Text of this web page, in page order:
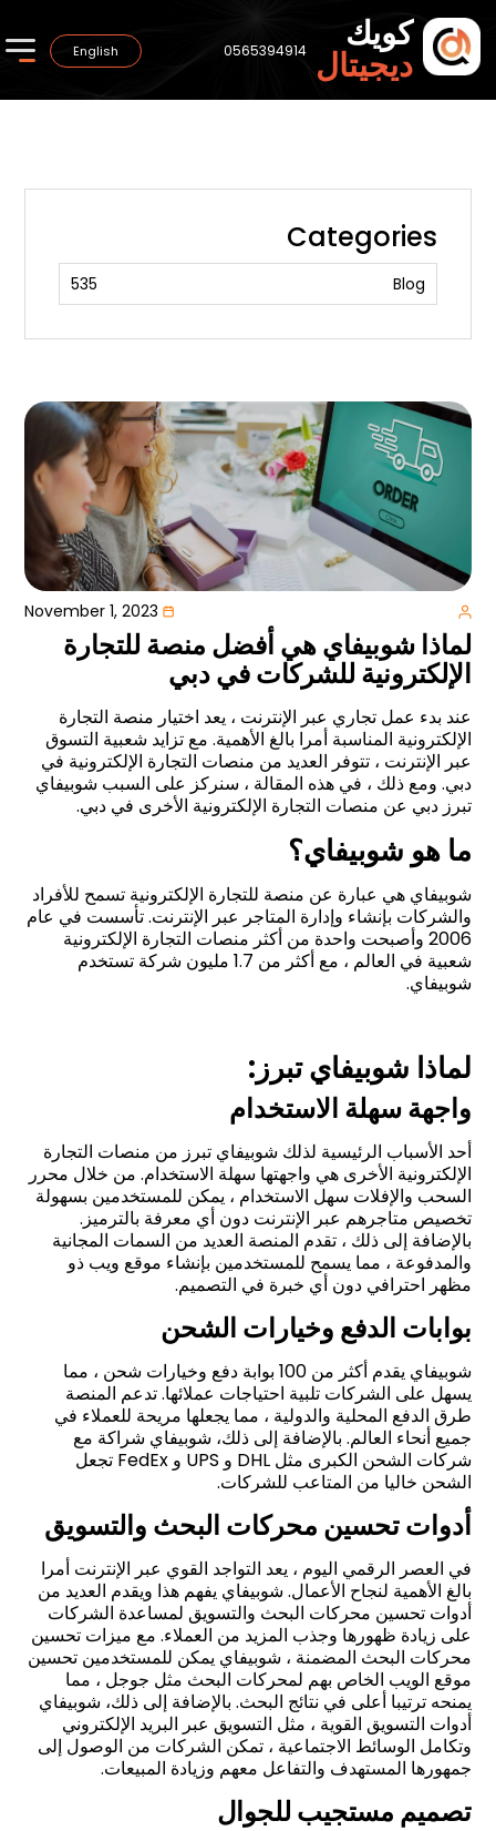
كويك
ديجيتال 0565394914
English
November 1, 2023
لماذا شوبيفاي هي أفضل منصة للتجارة
الإلكترونية للشركات في دبي
عند بدء عمل تجاري عبر الإنترنت ، يعد اختيار منصة التجارة
الإلكترونية المناسبة أمرا بالغ الأهمية. مع تزايد شعبية التسوق
عبر الإنترنت ، تتوفر العديد من منصات التجارة الإلكترونية في
دبي. ومع ذلك ، في هذه المقالة ، سنركز على السبب شوبيفاي
تبرز دبي عن منصات التجارة الإلكترونية الأخرى في دبي.
ما هو شوبيفاي؟
شوبيفاي هي عبارة عن منصة للتجارة الإلكترونية تسمح للأفراد
والشركات بإنشاء وإدارة المتاجر عبر الإنترنت. تأسست في عام
2006 وأصبحت واحدة من أكثر منصات التجارة الإلكترونية
شعبية في العالم ، مع أكثر من 1.7 مليون شركة تستخدم
شوبيفاي.
لماذا شوبيفاي تبرز:
واجهة سهلة الاستخدام
أحد الأسباب الرئيسية لذلك شوبيفاي تبرز من منصات التجارة
الإلكترونية الأخرى هي واجهتها سهلة الاستخدام. من خلال محرر
السحب والإفلات سهل الاستخدام ، يمكن للمستخدمين بسهولة
تخصيص متاجرهم عبر الإنترنت دون أي معرفة بالترميز.
بالإضافة إلى ذلك ، تقدم المنصة العديد من السمات المجانية
والمدفوعة ، مما يسمح للمستخدمين بإنشاء موقع ويب ذو
مظهر احترافي دون أي خبرة في التصميم.
بوابات الدفع وخيارات الشحن
شوبيفاي يقدم أكثر من 100 بوابة دفع وخيارات شحن ، مما
يسهل على الشركات تلبية احتياجات عملائها. تدعم المنصة
طرق الدفع المحلية والدولية ، مما يجعلها مريحة للعملاء في
جميع أنحاء العالم. بالإضافة إلى ذلك، شوبيفاي شراكة مع
شركات الشحن الكبرى مثل DHL و UPS و FedEx تجعل
الشحن خاليا من المتاعب للشركات.
أدوات تحسين محركات البحث والتسويق
في العصر الرقمي اليوم ، يعد التواجد القوي عبر الإنترنت أمرا
بالغ الأهمية لنجاح الأعمال. شوبيفاي يفهم هذا ويقدم العديد من
أدوات تحسين محركات البحث والتسويق لمساعدة الشركات
على زيادة ظهورها وجذب المزيد من العملاء. مع ميزات تحسين
محركات البحث المضمنة ، شوبيفاي يمكن للمستخدمين تحسين
موقع الويب الخاص بهم لمحركات البحث مثل جوجل ، مما
يمنحه ترتيبا أعلى في نتائج البحث. بالإضافة إلى ذلك، شوبيفاي
أدوات التسويق القوية ، مثل التسويق عبر البريد الإلكتروني
وتكامل الوسائط الاجتماعية ، تمكن الشركات من الوصول إلى
جمهورها المستهدف والتفاعل معهم وزيادة المبيعات.
تصميم مستجيب للجوال
Categories
Blog
535